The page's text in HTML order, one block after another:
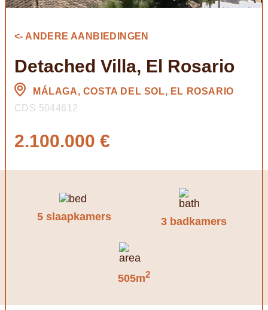
<- ANDERE AANBIEDINGEN
Detached Villa, El Rosario
MÁLAGA, COSTA DEL SOL, EL ROSARIO
CDS 5044612
2.100.000 €
5 slaapkamers 3 badkamers
505m2